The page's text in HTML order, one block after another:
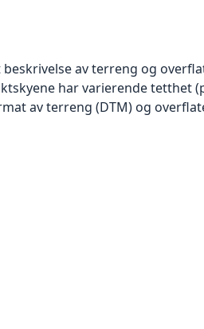
av terreng og
har varierende tetthet
av terreng (DTM) og